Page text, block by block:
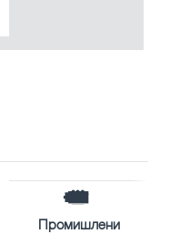
Промишлени